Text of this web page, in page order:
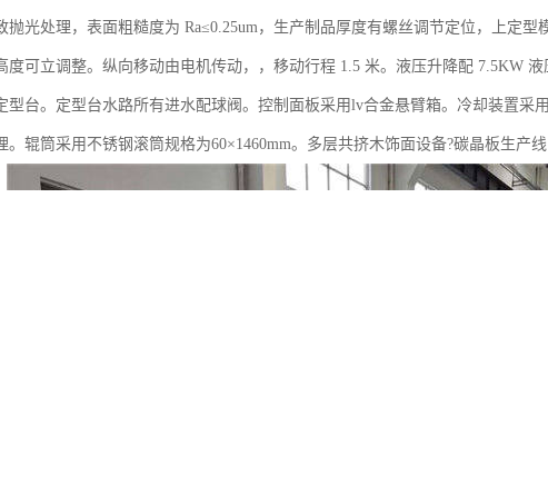
抛光处理，表面粗糙度为 Ra≤0.25um，生产制品厚度有螺丝调节定位，上定
度可立调整。纵向移动由电机传动，，移动行程 1.5 米。液压升降配 7.5KW
型台。定型台水路所有进水配球阀。控制面板采用lv合金悬臂箱。冷却装置采
。辊筒采用不锈钢滚筒规格为60×1460mm。多层共挤木饰面设备?碳晶板生产线